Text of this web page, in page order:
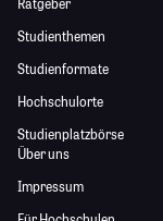
Ratgeber
Studienthemen
Studienformate
Hochschulorte
Studienplatzbörse
Über uns
Impressum